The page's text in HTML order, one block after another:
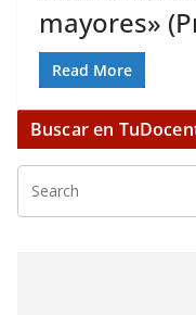
mayores»
Read More
Buscar en